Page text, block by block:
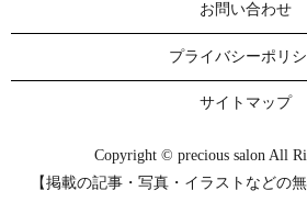
お問い合わせ
プライバシーポリ
サイトマップ
Copyright © precious salon All
【掲載の記事・写真・イラストなどの